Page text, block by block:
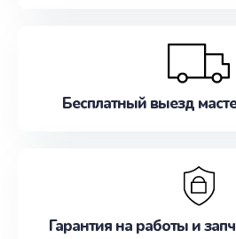
Бесплатный выезд
Гарантия на работы и